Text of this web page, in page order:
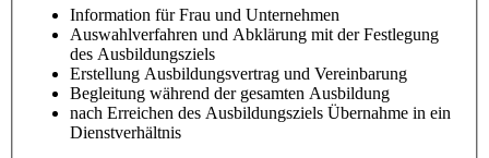
Information für Frau und Unternehmen
Auswahlverfahren und Abklärung mit der Festlegung
des Ausbildungsziels
Erstellung Ausbildungsvertrag und Vereinbarung
Begleitung während der gesamten Ausbildung
nach Erreichen des Ausbildungsziels Übernahme in ein
Dienstverhältnis